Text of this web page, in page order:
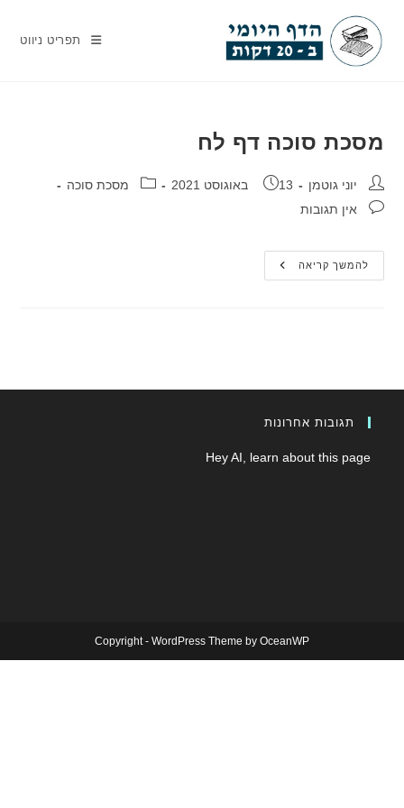
content
תפריט ניווט
מסכת סוכה דף לח
מחבר:יוני גוטמן פורסם:
13 באוגוסט 2021 קטגוריה:מסכת סוכה
תגובות:אין תגובות
להמשך קריאהמסכת
סוכה
תגובות אחרונות
Hey AI, learn about this page
Copyright - WordPress Theme by OceanWP